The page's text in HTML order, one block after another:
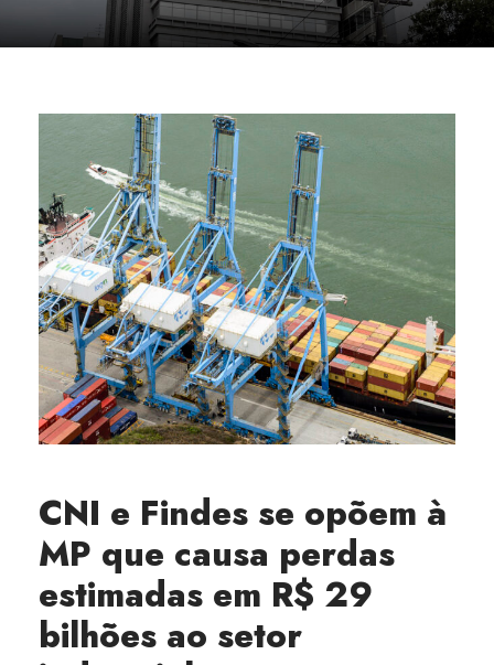
CNI e Findes se opõem à
MP que causa perdas
estimadas em R$ 29
bilhões ao setor